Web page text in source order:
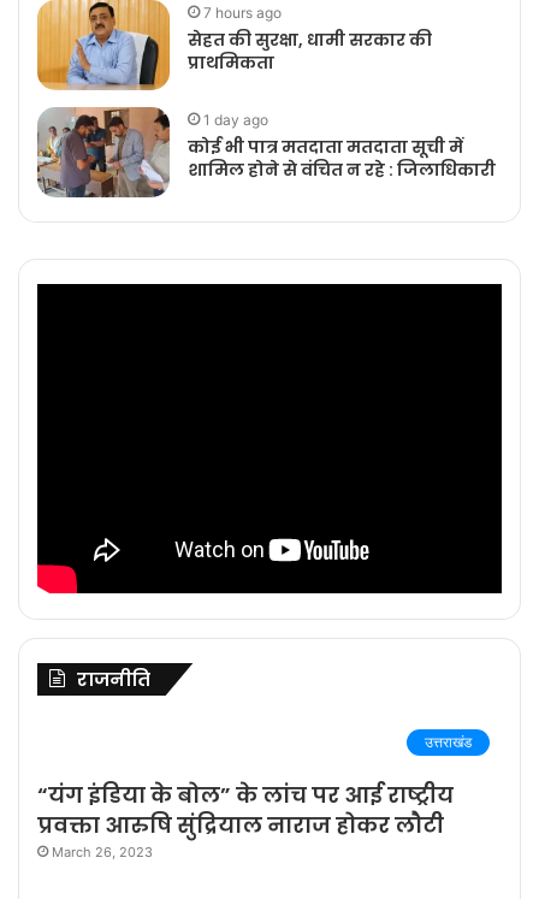
7 hours ago
सेहत की सुरक्षा, धामी सरकार की
प्राथमिकता
1 day ago
कोई भी पात्र मतदाता मतदाता सूची में
शामिल होने से वंचित न रहे : जिलाधिकारी
राजनीति
उत्तराखंड
“यंग इंडिया के बोल” के लांच पर आई राष्ट्रीय
प्रवक्ता आरुषि सुंद्रियाल नाराज होकर लौटी
March 26, 2023